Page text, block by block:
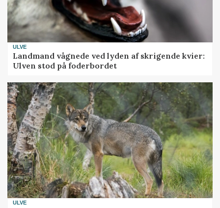
ULVE
Landmand vågnede ved lyden af skrigende kvier:
Ulven stod på foderbordet
ULVE